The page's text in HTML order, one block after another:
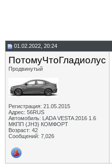
01.02.2022, 20:24
ПотомуЧтоГладиолус
Продвинутый
Регистрация: 21.05.2015
Адрес: 56RUS
Автомобиль: LADA VESTA 2016 1.6
МКПП (JH3) КОМФОРТ
Возраст: 42
Сообщений: 7,026